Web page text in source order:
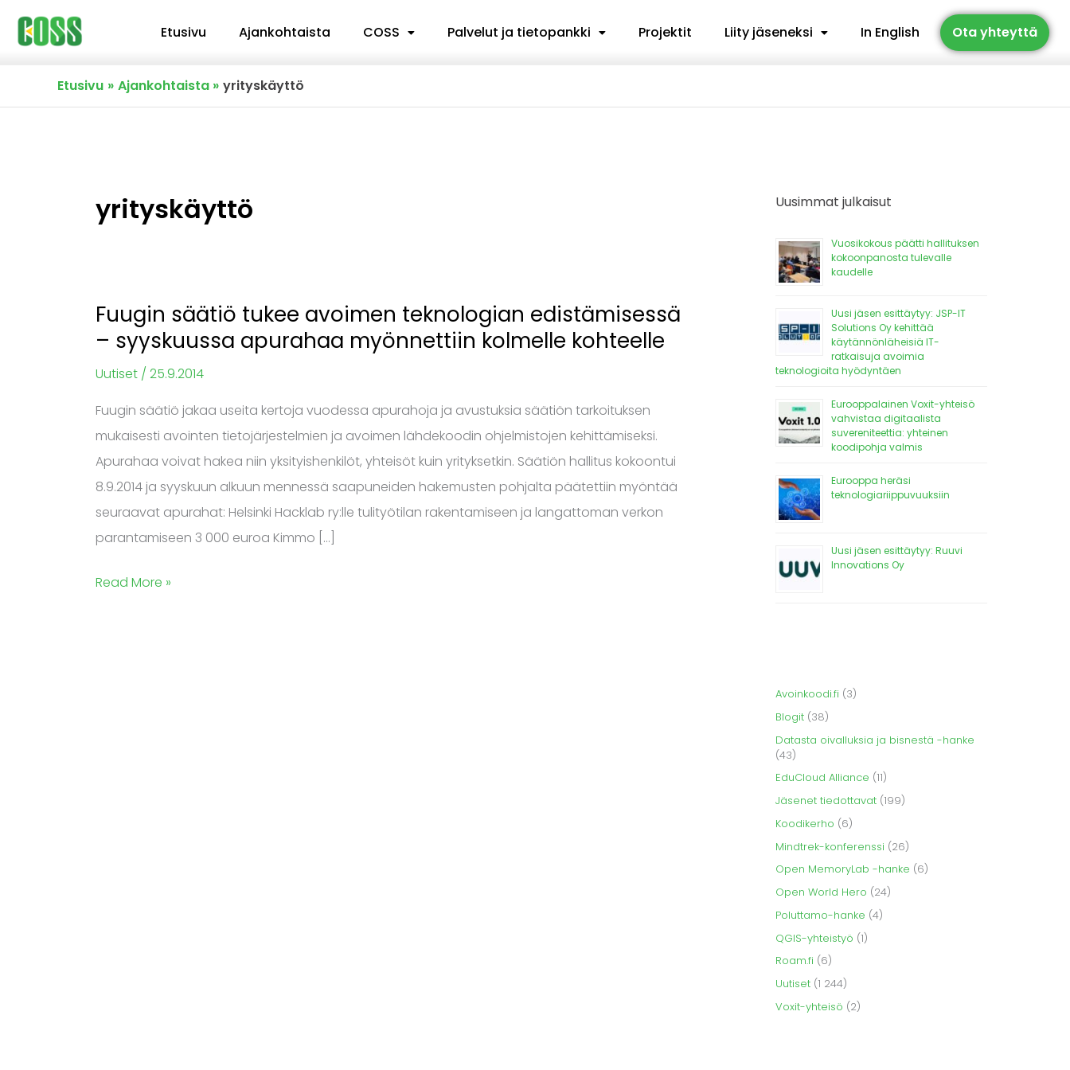
Siirry
sisältöön
Etusivu Ajankohtaista COSS Palvelut ja tietopankki Projektit Liity jäseneksi In English Ota yhteyttä
Etusivu Ajankohtaista yrityskäyttö
yrityskäyttö
Fuugin säätiö tukee avoimen teknologian edistämisessä
– syyskuussa apurahaa myönnettiin kolmelle kohteelle
Uutiset / 25.9.2014
Fuugin säätiö jakaa useita kertoja vuodessa apurahoja ja avustuksia säätiön tarkoituksen
mukaisesti avointen tietojärjestelmien ja avoimen lähdekoodin ohjelmistojen kehittämiseksi.
Apurahaa voivat hakea niin yksityishenkilöt, yhteisöt kuin yrityksetkin. Säätiön hallitus kokoontui
8.9.2014 ja syyskuun alkuun mennessä saapuneiden hakemusten pohjalta päätettiin myöntää
seuraavat apurahat: Helsinki Hacklab ry:lle tulityötilan rakentamiseen ja langattoman verkon
parantamiseen 3 000 euroa Kimmo […]
Fuugin
säätiö
tukee
teknologian
edistämisessä
–
syyskuussa
apurahaa
myönnettiin
Read More »
Uusimmat julkaisut
Vuosikokous päätti hallituksen
kokoonpanosta tulevalle
kaudelle
Uusi jäsen esittäytyy: JSP-IT
Solutions Oy kehittää
käytännönläheisiä IT-
ratkaisuja avoimia
teknologioita hyödyntäen
Eurooppalainen Voxit-yhteisö
vahvistaa digitaalista
suvereniteettia: yhteinen
koodipohja valmis
Eurooppa heräsi
teknologiariippuvuuksiin
Uusi jäsen esittäytyy: Ruuvi
Innovations Oy
Avoinkoodi.fi (3)
Blogit (38)
Datasta oivalluksia ja bisnestä -hanke
(43)
EduCloud Alliance (11)
Jäsenet tiedottavat (199)
Koodikerho (6)
Mindtrek-konferenssi (26)
Open MemoryLab -hanke (6)
Open World Hero (24)
Poluttamo-hanke (4)
QGIS-yhteistyö (1)
Roam.fi (6)
Uutiset (1 244)
Voxit-yhteisö (2)